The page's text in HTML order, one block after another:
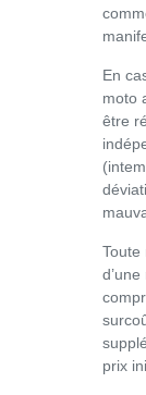
En
moto
être
Toute
prix